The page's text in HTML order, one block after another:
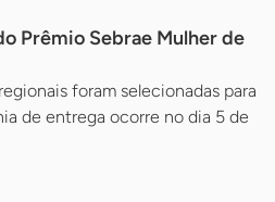
Prêmio Sebrae Mulher de
foram selecionadas para
de entrega ocorre no dia 5 de